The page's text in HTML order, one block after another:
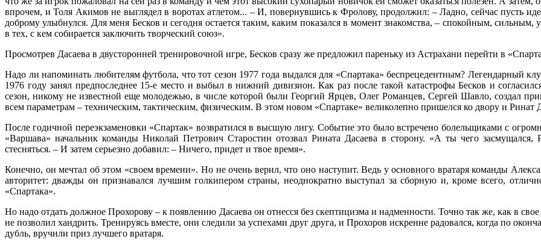
впрочем, и Толя Акимов не выглядел в воротах атлетом... – И, повернувшись к Фролову, продолжил: – Ладно, сейчас пусть
доброму улыбнулся. Для меня Бесков и сегодня остается таким, каким показался в момент знакомства, – спокойным,
в тех, с кем собирается заключить творческий союз».
Просмотрев Дасаева в двусторонней тренировочной игре, Бесков сразу же предложил пареньку из Астрахани перейти в
Надо ли напоминать любителям футбола, что тот сезон 1977 года выдался для «Спартака» беспрецедентным? Легендарный
1976 году занял предпоследнее 15-е место и выбыл в нижний дивизион. Как раз после такой катастрофы Бесков и
сезон, никому не известной еще молодежью, в числе которой были Георгий Ярцев, Олег Романцев, Сергей Шавло, создал
всем параметрам – техническим, тактическим, физическим. В этом новом «Спартаке» великолепно пришелся ко двору и Ринат
После годичной переэкзаменовки «Спартак» возвратился в высшую лигу. Событие это было встречено болельщиками с
«Варшава» начальник команды Николай Петрович Старостин отозвал Рината Дасаева в сторону. «А ты чего
стесняться. – И затем серьезно добавил: – Ничего, придет и твое время».
Конечно, он мечтал об этом «своем времени». Но не очень верил, что оно наступит. Ведь у основного вратаря команды
авторитет: дважды он признавался лучшим голкипером страны, неоднократно выступал за сборную и, кроме всего,
«Спартака».
Но надо отдать должное Прохорову – к появлению Дасаева он отнесся без скептицизма и надменности. Точно так же, как в
не позволил хандрить. Тренируясь вместе, они следили за успехами друг друга, и Прохоров искренне радовался, когда по
дубль, вручили приз лучшего вратаря.